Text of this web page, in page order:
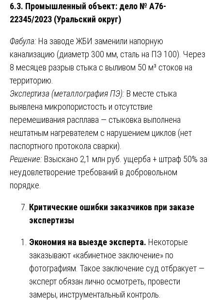
6.3. Промышленный объект: дело № А76-
22345/2023 (Уральский округ)
Фабула: На заводе ЖБИ заменили напорную
канализацию (диаметр 300 мм, сталь на ПЭ 100). Через
8 месяцев разрыв стыка с выливом 50 м³ стоков на
территорию.
Экспертиза (металлография ПЭ): В месте стыка
выявлена микропористость и отсутствие
перемешивания расплава — стыковка выполнена
нештатным нагревателем с нарушением циклов (нет
паспортного протокола сварки).
Решение: Взыскано 2,1 млн руб. ущерба + штраф 50% за
неудовлетворение требований в добровольном
порядке.
Критические ошибки заказчиков при заказе
экспертизы
Экономия на выезде эксперта. Некоторые
заказывают «кабинетное заключение» по
фотографиям. Такое заключение суд отбракует —
эксперт обязан лично осмотреть, провести
замеры, инструментальный контроль.